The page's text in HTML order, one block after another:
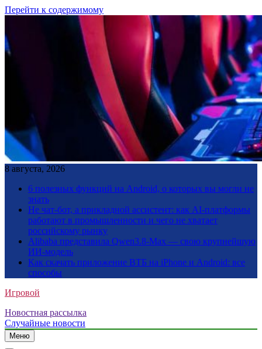
Перейти к содержимому
8 августа, 2026
6 полезных функций на Android, о которых вы могли не
знать
Не чат-бот, а прикладной ассистент: как AI-платформы
работают в промышленности и чего не хватает
российскому рынку
Alibaba представила Qwen3.8-Max — свою крупнейшую
ИИ-модель
Как скачать приложение ВТБ на iPhone и Android: все
способы
Игровой
Новостная рассылка
Случайные новости
Меню